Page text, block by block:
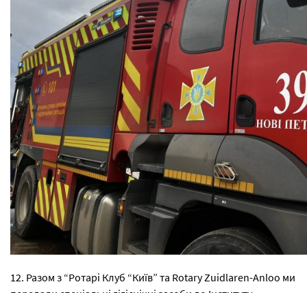
12. Разом з “Ротарі Клуб “Київ” та Rotary Zuidlaren-Anloo ми